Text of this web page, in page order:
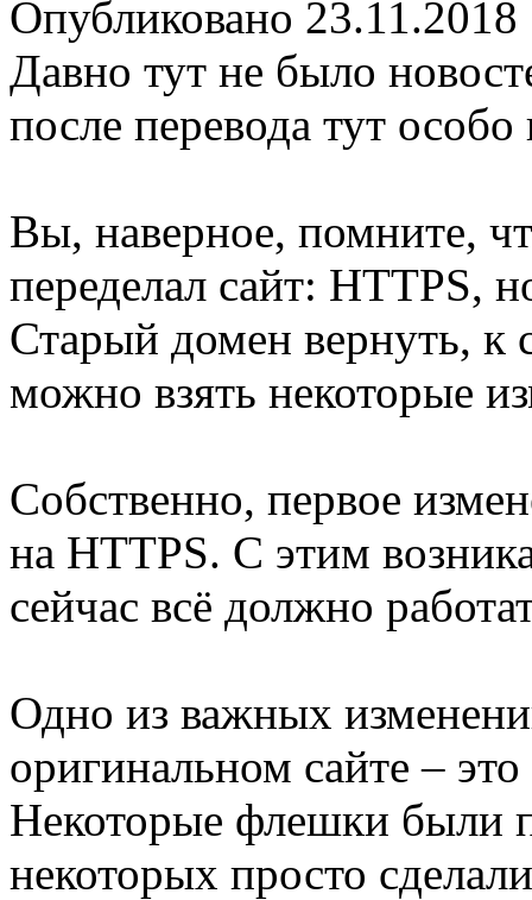
Опубликовано 23.11.2018
Давно тут не было
после перевода тут
Вы, наверное, помните,
переделал сайт: HTTPS,
Старый домен вернуть, к
можно взять некоторые
Собственно, первое
на HTTPS. С этим
сейчас всё должно
Одно из важных
оригинальном сайте –
Некоторые флешки были
некоторых просто